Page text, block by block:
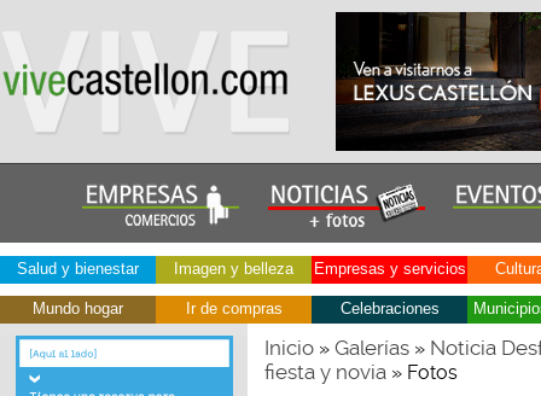
Salud y bienestar Imagen y belleza Empresas y servicios
Mundo hogar Ir de compras Celebraciones
Inicio» Galerías» Noticia
fiesta y novia» Fotos